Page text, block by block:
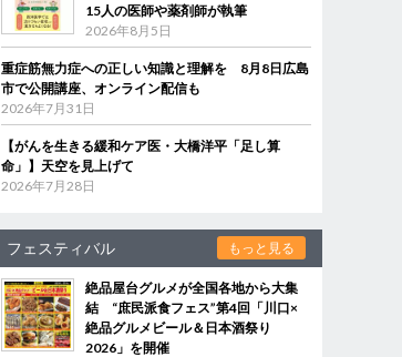
15人の医師や薬剤師が執筆
2026年8月5日
重症筋無力症への正しい知識と理解を 8月8日広島
市で公開講座、オンライン配信も
2026年7月31日
【がんを生きる緩和ケア医・大橋洋平「足し算
命」】天空を見上げて
2026年7月28日
フェスティバル もっと見る
絶品屋台グルメが全国各地から大集
結 “庶民派食フェス”第4回「川口×
絶品グルメビール＆日本酒祭り
2026」を開催